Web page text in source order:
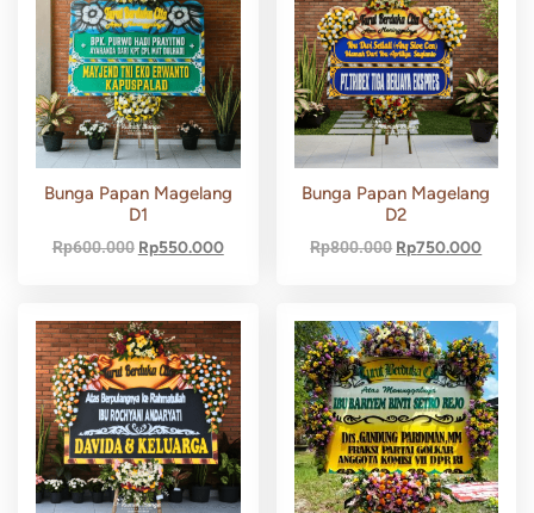
Bunga Papan Magelang
D1
Rp600.000 Rp550.000
Bunga Papan Magelang
D2
Rp800.000 Rp750.000